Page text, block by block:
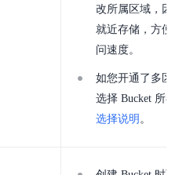
改所属区域，因
就近存储，方便
问速度。
如您开通了多区
选择 Bucket 所
选择说明 。